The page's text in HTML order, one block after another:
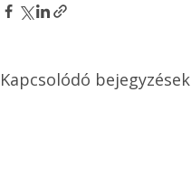
Kapcsolódó bejegyzések